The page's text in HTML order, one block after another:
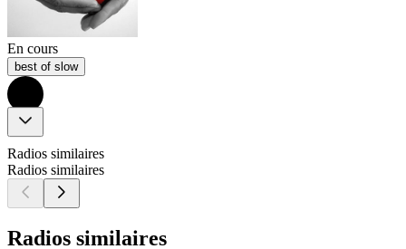
En cours
best of slow
Radios similaires
Radios similaires
Radios similaires